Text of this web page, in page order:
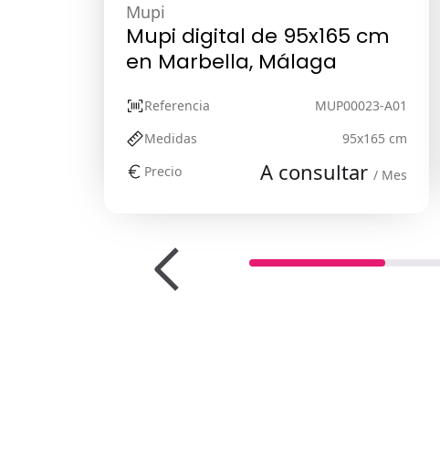
Mupi
Mupi digital de 95x165 cm
en Marbella, Málaga
Referencia
MUP00023-A01
Medidas
95x165 cm
Precio
A consultar / Mes